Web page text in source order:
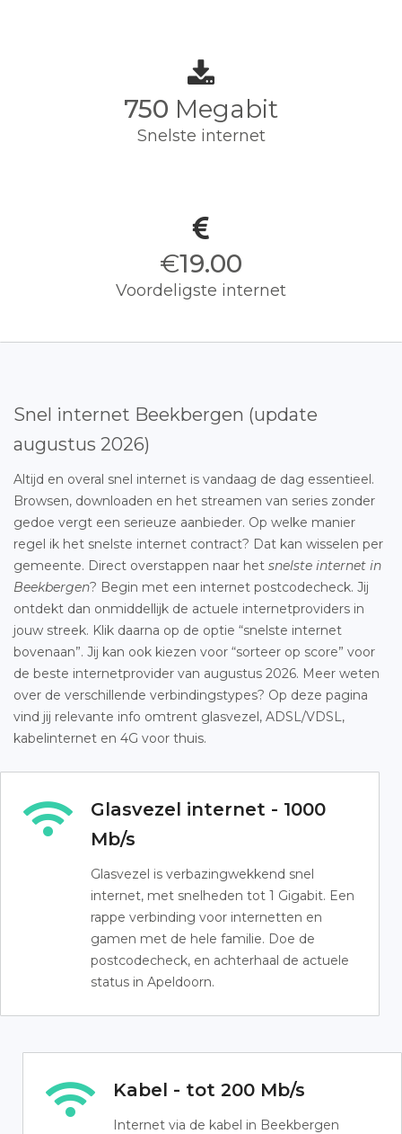
750 Megabit
Snelste internet
€19.00
Voordeligste internet
Snel internet Beekbergen (update
augustus 2026)
Altijd en overal snel internet is vandaag de dag essentieel.
Browsen, downloaden en het streamen van series zonder
gedoe vergt een serieuze aanbieder. Op welke manier
regel ik het snelste internet contract? Dat kan wisselen per
gemeente. Direct overstappen naar het snelste internet in
Beekbergen? Begin met een internet postcodecheck. Jij
ontdekt dan onmiddellijk de actuele internetproviders in
jouw streek. Klik daarna op de optie “snelste internet
bovenaan”. Jij kan ook kiezen voor “sorteer op score” voor
de beste internetprovider van augustus 2026. Meer weten
over de verschillende verbindingstypes? Op deze pagina
vind jij relevante info omtrent glasvezel, ADSL/VDSL,
kabelinternet en 4G voor thuis.
Glasvezel internet - 1000
Mb/s
Glasvezel is verbazingwekkend snel
internet, met snelheden tot 1 Gigabit. Een
rappe verbinding voor internetten en
gamen met de hele familie. Doe de
postcodecheck, en achterhaal de actuele
status in Apeldoorn.
Kabel - tot 200 Mb/s
Internet via de kabel in Beekbergen